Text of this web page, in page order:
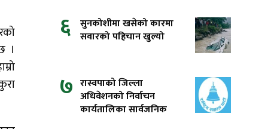
।
६ सुनकोशीमा खसेको कारमा
सवारको पहिचान खुल्यो
७ रास्वपाको जिल्ला
अधिवेशनको निर्वाचन
कार्यतालिका सार्वजनिक